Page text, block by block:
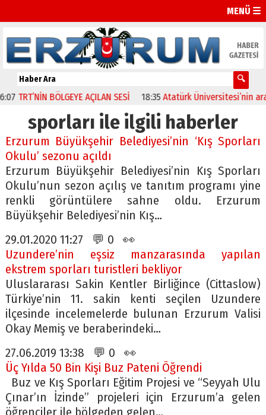
MENÜ ☰
BÖLGEYE AÇILAN SESİ 18:35 Atatürk Üniversitesi’nin
sporları ile ilgili haberler
Erzurum Büyükşehir Belediyesi’nin ‘Kış Sporları
Okulu’ sezonu açıldı
Erzurum Büyükşehir Belediyesi’nin Kış Sporları
Okulu’nun sezon açılış ve tanıtım programı yine
renkli görüntülere sahne oldu. Erzurum
Büyükşehir Belediyesi’nin Kış…
29.01.2020 11:27 💬 0 👀
Uzundere’nin eşsiz manzarasında yapılan
ekstrem sporları turistleri bekliyor
Uluslararası Sakin Kentler Birliğince (Cittaslow)
Türkiye’nin 11. sakin kenti seçilen Uzundere
ilçesinde incelemelerde bulunan Erzurum Valisi
Okay Memiş ve beraberindeki…
27.06.2019 13:38 💬 0 👀
Üç Yılda 50 Bin Kişi Buz Pateni Öğrendi
Buz ve Kış Sporları Eğitim Projesi ve “Seyyah Ulu
Çınar’ın İzinde” projeleri için Erzurum’a gelen